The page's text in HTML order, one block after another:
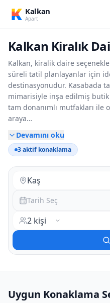
K Kalkan
Apart
Kalkan Kiralık
Kalkan, kiralik daire
süreli tatil planlayanlar için
destinasyonudur. Kasabada
mimarisiyle inşa edilmiş butik
tam donanımlı mutfakları ile
araya…
Devamını oku
3 aktif konaklama
Tarih Seç
Uygun Konaklama